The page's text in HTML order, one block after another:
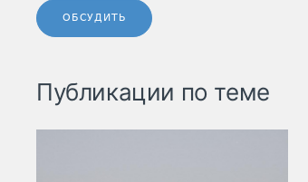
ОБСУДИТЬ
Публикации по теме